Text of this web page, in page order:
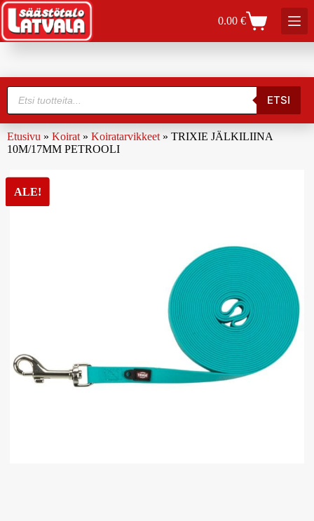
0.00€
ETSI
Etusivu » Koirat » Koiratarvikkeet » TRIXIE JÄLKILIINA
10M/17MM PETROOLI